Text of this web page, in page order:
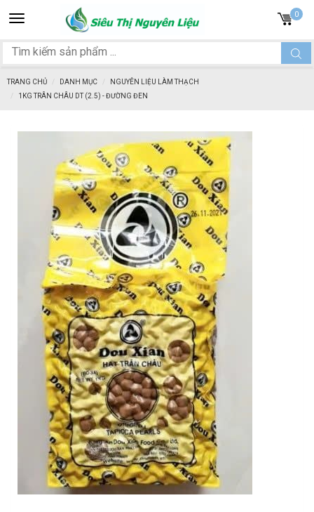
Toggle
navigation
0
TRANG CHỦ DANH MỤC
NGUYÊN LIỆU LÀM THẠCH
1KG TRÂN CHÂU DT (2.5) - ĐƯỜNG ĐEN